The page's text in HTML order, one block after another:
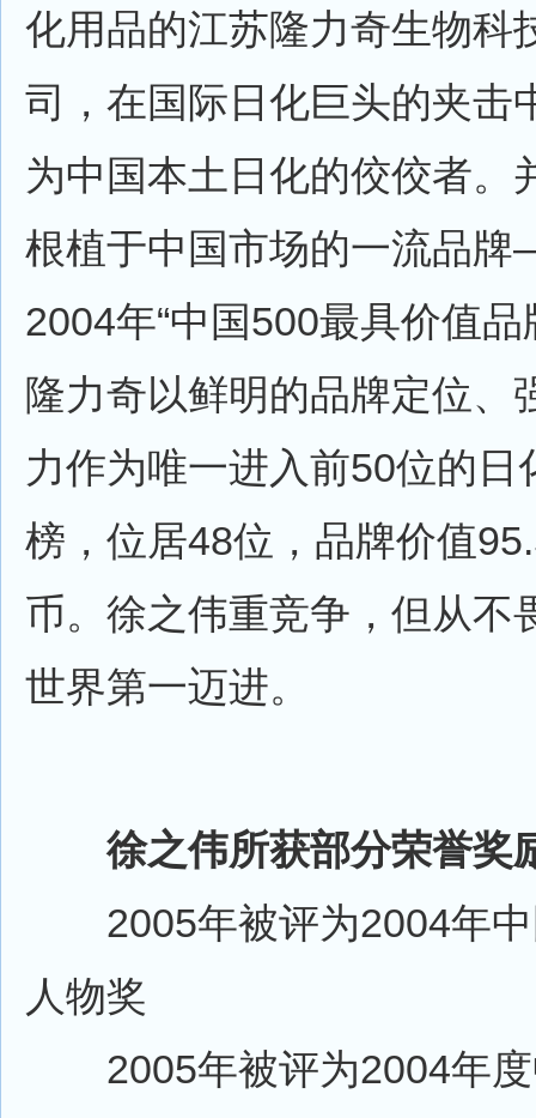
化用品的江苏隆力奇生物科
司，在国际日化巨头的夹击
为中国本土日化的佼佼者。
根植于中国市场的一流品
2004年“中国500最具价值品
隆力奇以鲜明的品牌定位、
力作为唯一进入前50位的日
榜，位居48位，品牌价值
币。徐之伟重竞争，但从不
世界第一迈进。
徐之伟所获部分荣誉奖
2005年被评为2004年中
人物奖
2005年被评为2004年度